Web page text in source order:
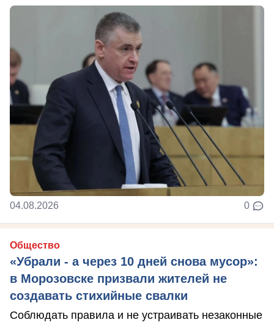
04.08.2026 0
Общество
«Убрали - а через 10 дней снова мусор»:
в Морозовске призвали жителей не
создавать стихийные свалки
Соблюдать правила и не устраивать незаконные